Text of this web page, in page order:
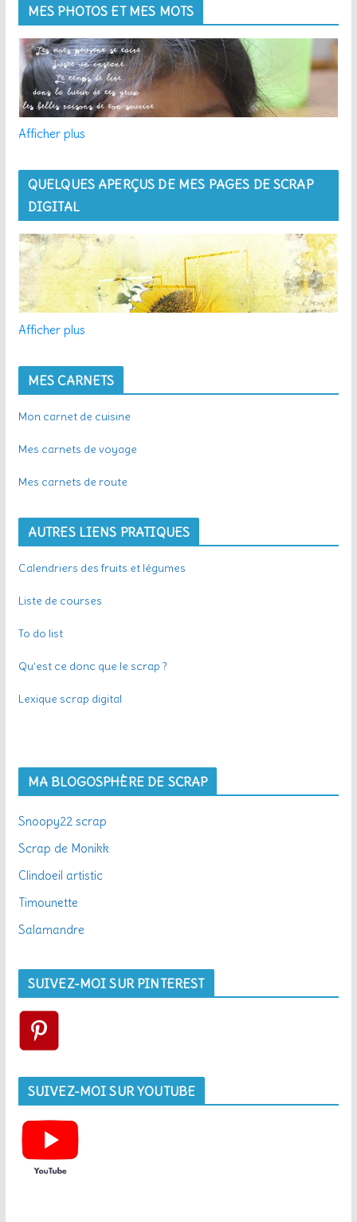
MES PHOTOS ET MES MOTS
Afficher plus
QUELQUES APERÇUS DE MES PAGES DE SCRAP
DIGITAL
Afficher plus
MES CARNETS
Mon carnet de cuisine
Mes carnets de voyage
Mes carnets de route
AUTRES LIENS PRATIQUES
Calendriers des fruits et légumes
Liste de courses
To do list
Qu’est ce donc que le scrap ?
Lexique scrap digital
MA BLOGOSPHÈRE DE SCRAP
Snoopy22 scrap
Scrap de Monikk
Clindoeil artistic
Timounette
Salamandre
SUIVEZ-MOI SUR PINTEREST
SUIVEZ-MOI SUR YOUTUBE